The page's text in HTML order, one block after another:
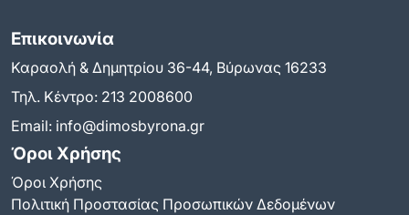
Επικοινωνία
Καραολή & Δημητρίου 36-44, Βύρωνας 16233
Τηλ. Κέντρο: 213 2008600
Email: info@dimosbyrona.gr
Όροι Χρήσης
Όροι Χρήσης
Πολιτική Προστασίας Προσωπικών Δεδομένων